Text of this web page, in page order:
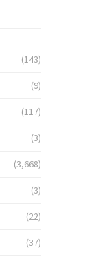
(143)
(9)
(117)
(3)
(3,668)
(3)
(22)
(37)